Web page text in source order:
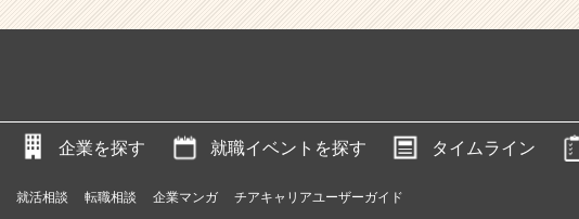
企業を探す 就職イベントを探す タイムライン
就活相談 転職相談 企業マンガ チアキャリアユーザーガイド